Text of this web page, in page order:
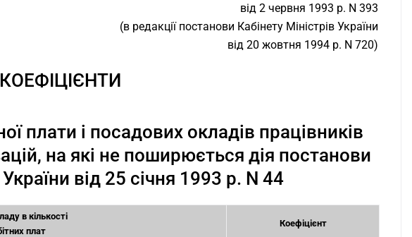
від 2 червня 1993 р. N 393
(в редакції постанови Кабінету Міністрів України
від 20 жовтня 1994 р. N 720)
КОЕФІЦІЄНТИ
плати і посадових окладів працівників
на які не поширюється дія постанови
від 25 січня 1993 р. N 44
в кількості
плат
Коефіцієнт